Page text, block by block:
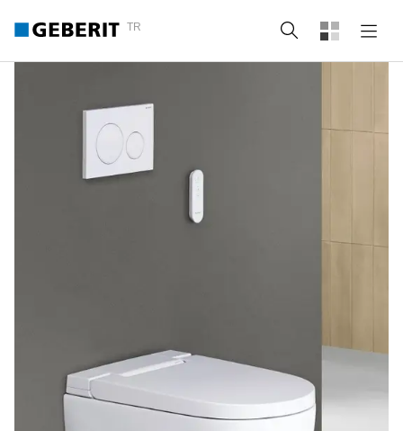
TR Arama